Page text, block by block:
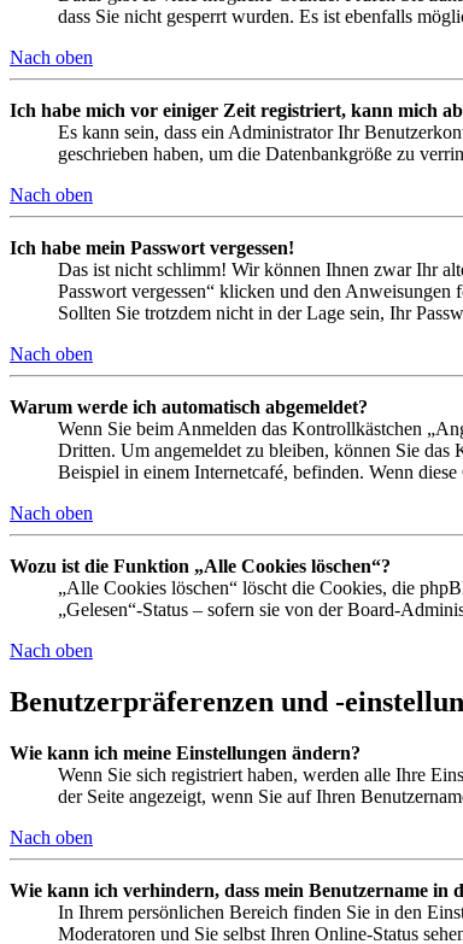
dass Sie nicht gesperrt wurden. Es ist ebenfalls
Nach oben
Ich habe mich vor einiger Zeit registriert, kann mich
Es kann sein, dass ein Administrator Ihr
geschrieben haben, um die Datenbankgröße zu
Nach oben
Ich habe mein Passwort vergessen!
Das ist nicht schlimm! Wir können Ihnen zwar Ihr
Passwort vergessen“ klicken und den
Sollten Sie trotzdem nicht in der Lage sein, Ihr
Nach oben
Warum werde ich automatisch abgemeldet?
Wenn Sie beim Anmelden das Kontrollkästchen
Dritten. Um angemeldet zu bleiben, können Sie das
Beispiel in einem Internetcafé, befinden. Wenn
Nach oben
Wozu ist die Funktion „Alle Cookies löschen“?
„Alle Cookies löschen“ löscht die Cookies, die
„Gelesen“-Status – sofern sie von der Board-
Nach oben
Benutzerpräferenzen und -
Wie kann ich meine Einstellungen ändern?
Wenn Sie sich registriert haben, werden alle Ihre
der Seite angezeigt, wenn Sie auf Ihren
Nach oben
Wie kann ich verhindern, dass mein Benutzername in
In Ihrem persönlichen Bereich finden Sie in den
Moderatoren und Sie selbst Ihren Online-Status